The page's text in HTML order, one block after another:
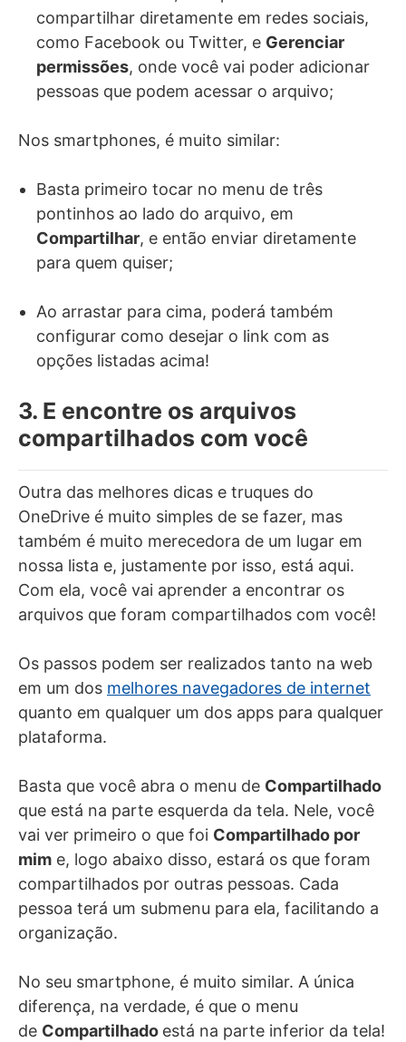
compartilhar diretamente em redes sociais,
como Facebook ou Twitter, e Gerenciar
permissões, onde você vai poder adicionar
pessoas que podem acessar o arquivo;
Nos smartphones, é muito similar:
Basta primeiro tocar no menu de três
pontinhos ao lado do arquivo, em
Compartilhar, e então enviar diretamente
para quem quiser;
Ao arrastar para cima, poderá também
configurar como desejar o link com as
opções listadas acima!
3. E encontre os arquivos
compartilhados com você
Outra das melhores dicas e truques do
OneDrive é muito simples de se fazer, mas
também é muito merecedora de um lugar em
nossa lista e, justamente por isso, está aqui.
Com ela, você vai aprender a encontrar os
arquivos que foram compartilhados com você!
Os passos podem ser realizados tanto na web
em um dos melhores navegadores de internet
quanto em qualquer um dos apps para qualquer
plataforma.
Basta que você abra o menu de Compartilhado
que está na parte esquerda da tela. Nele, você
vai ver primeiro o que foi Compartilhado por
mim e, logo abaixo disso, estará os que foram
compartilhados por outras pessoas. Cada
pessoa terá um submenu para ela, facilitando a
organização.
No seu smartphone, é muito similar. A única
diferença, na verdade, é que o menu
de Compartilhado está na parte inferior da tela!